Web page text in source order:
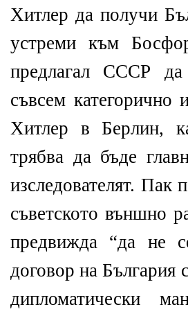
Хитлер да получи
устреми към
предлагал СССР да
съвсем категорично
Хитлер в Берлин,
трябва да бъде
изследователят. Пак
съветското външно
предвижда “да не
договор на
дипломатически